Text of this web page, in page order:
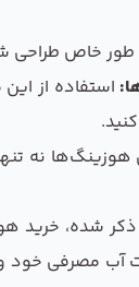
خاص طراحی
استفاده از
هوزینگ‌ها نه
آب مصرفی